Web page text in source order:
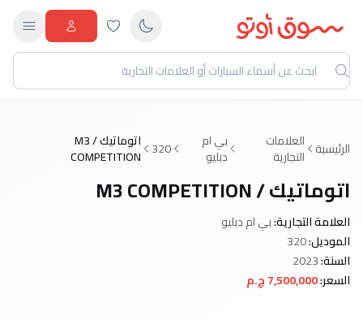
الرئيسية العلامات
التجارية
بي ام
دبليو 320 اتوماتيك / M3
COMPETITION
اتوماتيك / M3 COMPETITION
العلامة التجارية:بي ام دبليو
الموديل:320
السنة:
السعر:7,500,000 ج.م